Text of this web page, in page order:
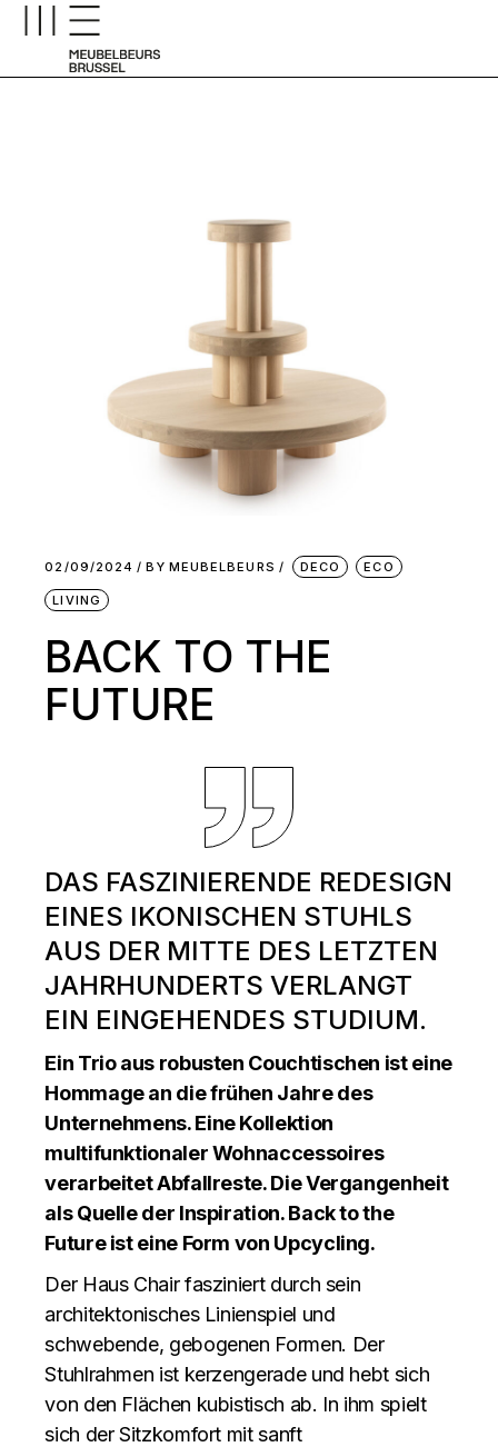
02/09/2024 BY MEUBELBEURS DECO ECO
LIVING
BACK TO THE
FUTURE
DAS FASZINIERENDE REDESIGN
EINES IKONISCHEN STUHLS
AUS DER MITTE DES LETZTEN
JAHRHUNDERTS VERLANGT
EIN EINGEHENDES STUDIUM.
Ein Trio aus robusten Couchtischen ist eine
Hommage an die frühen Jahre des
Unternehmens. Eine Kollektion
multifunktionaler Wohnaccessoires
verarbeitet Abfallreste. Die Vergangenheit
als Quelle der Inspiration. Back to the
Future ist eine Form von Upcycling.
Der Haus Chair fasziniert durch sein
architektonisches Linienspiel und
schwebende, gebogenen Formen. Der
Stuhlrahmen ist kerzengerade und hebt sich
von den Flächen kubistisch ab. In ihm spielt
sich der Sitzkomfort mit sanft